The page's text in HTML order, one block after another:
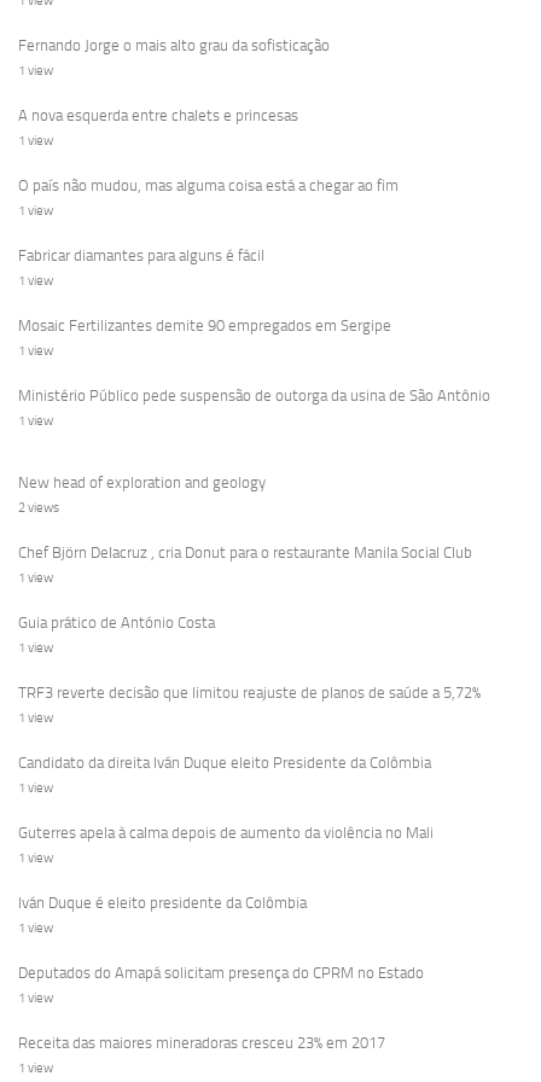
Fernando Jorge o mais alto grau da sofisticação
1 view
A nova esquerda entre chalets e princesas
1 view
O país não mudou, mas alguma coisa está a chegar ao fim
1 view
Fabricar diamantes para alguns é fácil
1 view
Mosaic Fertilizantes demite 90 empregados em Sergipe
1 view
Ministério Público pede suspensão de outorga da usina de São Antônio
1 view
New head of exploration and geology
2 views
Chef Björn Delacruz , cria Donut para o restaurante Manila Social Club
1 view
Guia prático de António Costa
1 view
TRF3 reverte decisão que limitou reajuste de planos de saúde a 5,72%
1 view
Candidato da direita Iván Duque eleito Presidente da Colômbia
1 view
Guterres apela à calma depois de aumento da violência no Mali
1 view
Iván Duque é eleito presidente da Colômbia
1 view
Deputados do Amapá solicitam presença do CPRM no Estado
1 view
Receita das maiores mineradoras cresceu 23% em 2017
1 view